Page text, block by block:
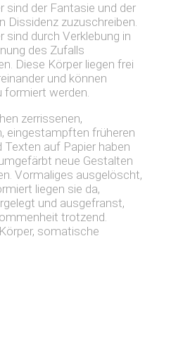
sind der Fantasie und der
Dissidenz zuzuschreiben.
sind durch Verklebung in
des Zufalls
Diese Körper liegen frei
und können
formiert werden.
zerrissenen,
eingestampften früheren
Texten auf Papier haben
neue Gestalten
Vormaliges ausgelöscht,
liegen sie da,
und ausgefranst,
trotzend.
somatische